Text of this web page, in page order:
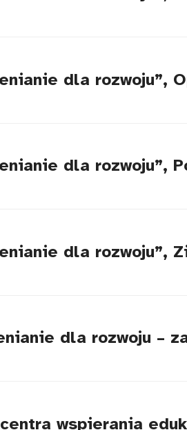
dla rozwoju”,
dla rozwoju”,
dla rozwoju”,
dla rozwoju –
wspierania